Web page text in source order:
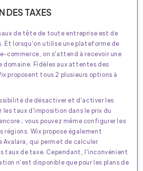
DES TAXES
de tête de toute entreprise est de
Et lorsqu'on utilise une plateforme de
commerce, on s'attend à recevoir une
domaine. Fidèles aux attentes des
proposent tous 2 plusieurs options à
de désactiver et d'activer les
les taux d'imposition dans le prix du
; vous pouvez même configurer les
régions. Wix propose également
qui permet de calculer
taux de taxe. Cependant, l'inconvénient
n'est disponible que pour les plans de